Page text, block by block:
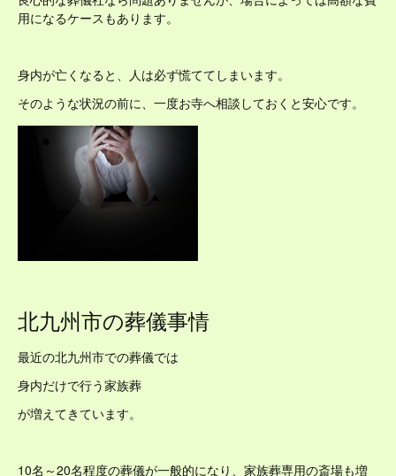
用になるケースもあります。
身内が亡くなると、人は必ず慌ててしまいます。
そのような状況の前に、一度お寺へ相談しておくと安心です。
北九州市の葬儀事情
最近の北九州市での葬儀では
身内だけで行う家族葬
が増えてきています。
10名～20名程度の葬儀が一般的になり、家族葬専用の斎場も増